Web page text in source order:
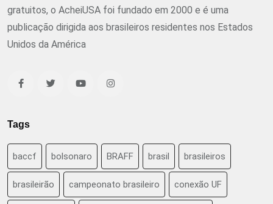
gratuitos, o AcheiUSA foi fundado em 2000 e é uma
publicação dirigida aos brasileiros residentes nos Estados
Unidos da América
Tags
baccf bolsonaro BRAFF brasil brasileiros
brasileirão campeonato brasileiro conexão UF